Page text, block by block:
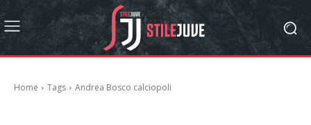
Home Tags Andrea Bosco calciopoli